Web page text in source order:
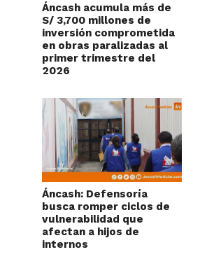
Áncash acumula más de
S/ 3,700 millones de
inversión comprometida
en obras paralizadas al
primer trimestre del
2026
Áncash: Defensoría
busca romper ciclos de
vulnerabilidad que
afectan a hijos de
internos